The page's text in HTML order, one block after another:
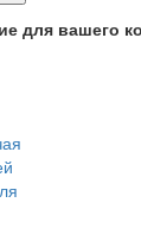
для вашего